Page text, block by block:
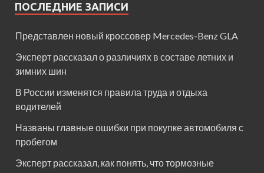
ПОСЛЕДНИЕ ЗАПИСИ
Представлен новый кроссовер Mercedes-Benz GLA
Эксперт рассказал о различиях в составе летних и
зимних шин
В России изменятся правила труда и отдыха
водителей
Названы главные ошибки при покупке автомобиля с
пробегом
Эксперт рассказал, как понять, что тормозные